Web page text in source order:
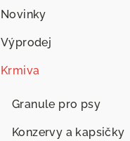
Novinky
Výprodej
Krmiva
Granule pro psy
Konzervy a kapsičky